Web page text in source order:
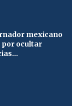
mexicano
ocultar